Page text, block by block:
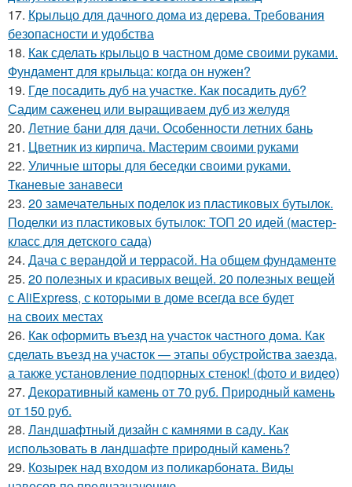
17. Крыльцо для дачного дома из дерева. Требования
безопасности и удобства
18. Как сделать крыльцо в частном доме своими руками.
Фундамент для крыльца: когда он нужен?
19. Где посадить дуб на участке. Как посадить дуб?
Садим саженец или выращиваем дуб из желудя
20. Летние бани для дачи. Особенности летних бань
21. Цветник из кирпича. Мастерим своими руками
22. Уличные шторы для беседки своими руками.
Тканевые занавеси
23. 20 замечательных поделок из пластиковых бутылок.
Поделки из пластиковых бутылок: ТОП 20 идей (мастер-
класс для детского сада)
24. Дача с верандой и террасой. На общем фундаменте
25. 20 полезных и красивых вещей. 20 полезных вещей
с AliExpress, с которыми в доме всегда все будет
на своих местах
26. Как оформить въезд на участок частного дома. Как
сделать въезд на участок — этапы обустройства заезда,
а также установление подпорных стенок! (фото и видео)
27. Декоративный камень от 70 руб. Природный камень
от 150 руб.
28. Ландшафтный дизайн с камнями в саду. Как
использовать в ландшафте природный камень?
29. Козырек над входом из поликарбоната. Виды